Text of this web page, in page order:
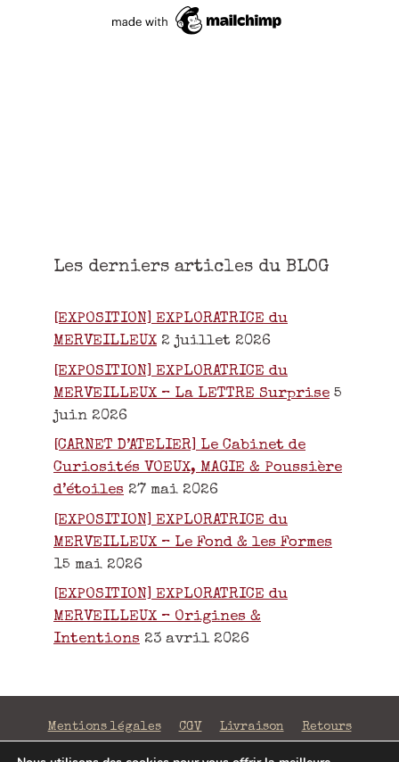
Les derniers articles du BLOG
[EXPOSITION] EXPLORATRICE du
MERVEILLEUX 2 juillet 2026
[EXPOSITION] EXPLORATRICE du
MERVEILLEUX – La LETTRE Surprise 5
juin 2026
[CARNET D’ATELIER] Le Cabinet de
Curiosités VOEUX, MAGIE & Poussière
d’étoiles 27 mai 2026
[EXPOSITION] EXPLORATRICE du
MERVEILLEUX – Le Fond & les Formes
15 mai 2026
[EXPOSITION] EXPLORATRICE du
MERVEILLEUX – Origines &
Intentions 23 avril 2026
Mentions légales CGV Livraison Retours
Confidentialité